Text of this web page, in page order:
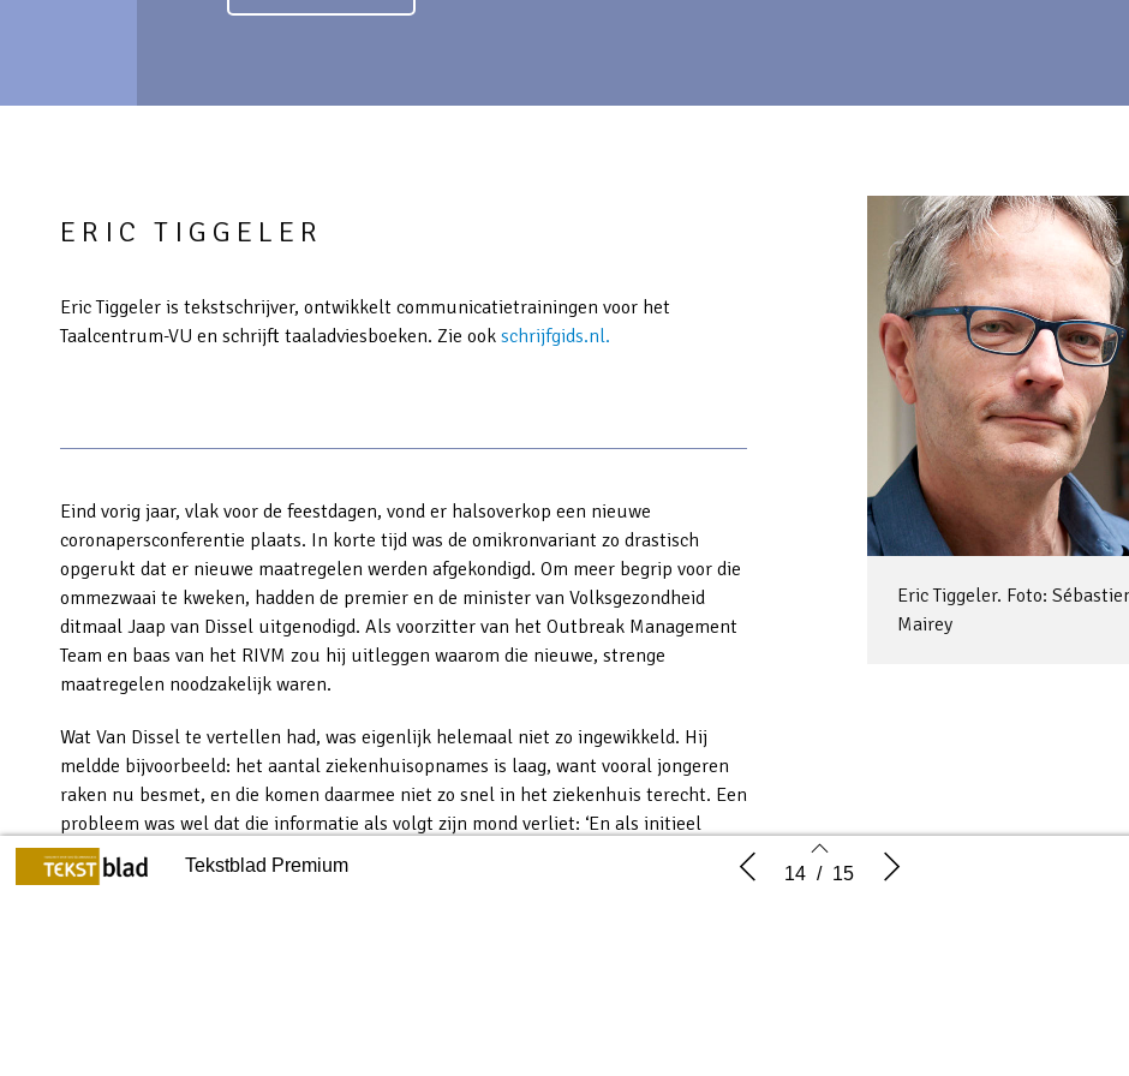
Voicebots en tekstbots in een
Een dag op mijn werkplek
Tekstblad Premium 14 / 15
ERIC TIGGELER
Eric Tiggeler is tekstschrijver, ontwikkelt communicatietrainingen voor het
Taalcentrum-VU en schrijft taaladviesboeken. Zie ook schrijfgids.nl.
Eind vorig jaar, vlak voor de feestdagen, vond er halsoverkop een nieuwe
coronapersconferentie plaats. In korte tijd was de omikronvariant zo drastisch
opgerukt dat er nieuwe maatregelen werden afgekondigd. Om meer begrip voor die
ommezwaai te kweken, hadden de premier en de minister van Volksgezondheid
ditmaal Jaap van Dissel uitgenodigd. Als voorzitter van het Outbreak Management
Team en baas van het RIVM zou hij uitleggen waarom die nieuwe, strenge
maatregelen noodzakelijk waren.
Wat Van Dissel te vertellen had, was eigenlijk helemaal niet zo ingewikkeld. Hij
meldde bijvoorbeeld: het aantal ziekenhuisopnames is laag, want vooral jongeren
raken nu besmet, en die komen daarmee niet zo snel in het ziekenhuis terecht. Een
probleem was wel dat die informatie als volgt zijn mond verliet: ‘En als initieel
meer jongeren dan ouderen die omikronvariant oplopen, dan kunt u zich
voorstellen dat de getallen hoog zijn, maar dat je eigenlijk hele lage
Eric Tiggeler. Foto:
Mairey